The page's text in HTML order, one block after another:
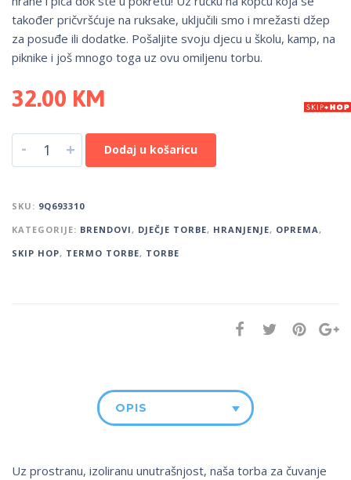
također pričvršćuje na ruksake, uključili smo i mrežasti džep
za posuđe ili dodatke. Pošaljite svoju djecu u školu, kamp, ​​na
piknike i još mnogo toga uz ovu omiljenu torbu.
32.00 KM
- + Dodaj u košaricu
SKU: 9Q693310
KATEGORIJE: BRENDOVI, DJEČJE TORBE, HRANJENJE, OPREMA,
SKIP HOP, TERMO TORBE, TORBE
OPIS
Uz prostranu, izoliranu unutrašnjost, naša torba za čuvanje